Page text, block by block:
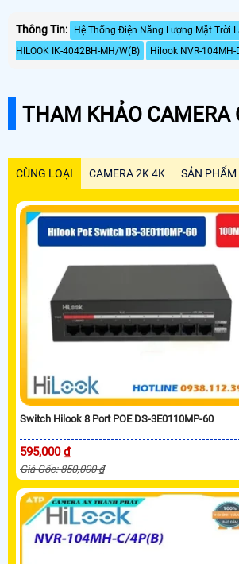
Thông Tin: Hệ Thống Điện Năng Lượng Mặt Trời
HILOOK IK-4042BH-MH/W(B)
Hilook NVR-104MH-
THAM KHẢO CAMERA
CÙNG LOẠI CAMERA 2K 4K SẢN
Switch Hilook 8 Port POE DS-3E0110MP-60
595,000 ₫
Giá Gốc: 850,000 ₫